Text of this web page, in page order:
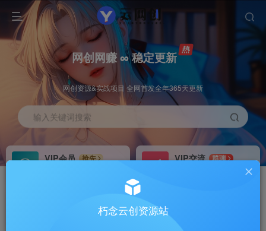
网创网赚 ∞ 稳定更新
网创资源&实战项目 全网首发全年365天更新
输入关键词搜索
VIP会员
抢先
VIP交流
群聊
研究探讨更多创业项目路子。
会员专属推广链接朽念云创资源站